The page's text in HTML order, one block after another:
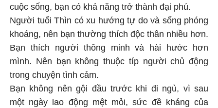
cuộc sống, bạn có khả năng trở thành đại phú.
Người tuổi Thìn có xu hướng tự do và sống phóng
khoáng, nên bạn thường thích độc thân nhiều hơn.
Bạn thích người thông minh và hài hước hơn
mình. Nên bạn không thuộc típ người chủ động
trong chuyện tình cảm.
Bạn không nên gội đầu trước khi đi ngủ, vì sau
một ngày lao động mệt mỏi, sức đề kháng của